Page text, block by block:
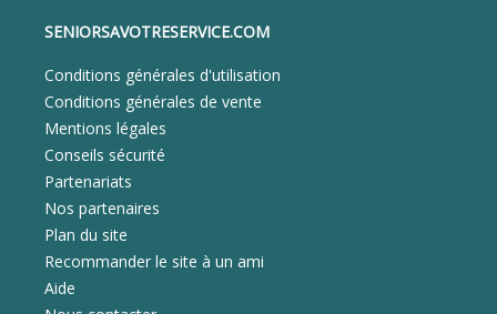
SENIORSAVOTRESERVICE.COM
Conditions générales d'utilisation
Conditions générales de vente
Mentions légales
Conseils sécurité
Partenariats
Nos partenaires
Plan du site
Recommander le site à un ami
Aide